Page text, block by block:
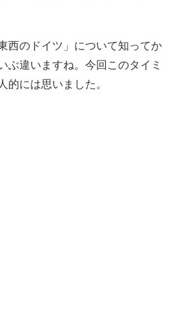
西のドイツ」について知ってか
ぶ違いますね。今回このタイミ
的には思いました。